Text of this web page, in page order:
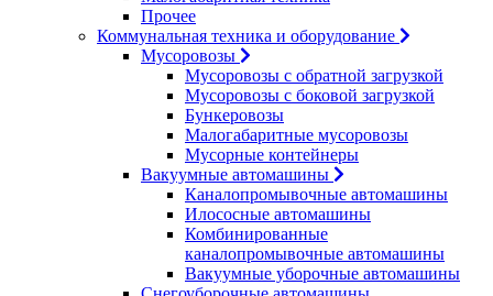
Прочее
Коммунальная техника и оборудование
Мусоровозы
Мусоровозы с обратной загрузкой
Мусоровозы с боковой загрузкой
Бункеровозы
Малогабаритные мусоровозы
Мусорные контейнеры
Вакуумные автомашины
Каналопромывочные автомашины
Илососные автомашины
Комбинированные
каналопромывочные автомашины
Вакуумные уборочные автомашины